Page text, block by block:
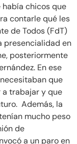
había chicos que
contarle qué les
de Todos (FdT)
presencialidad en
posteriormente
En ese
que
a trabajar y que
Además, la
mucho peso
de
a un paro en